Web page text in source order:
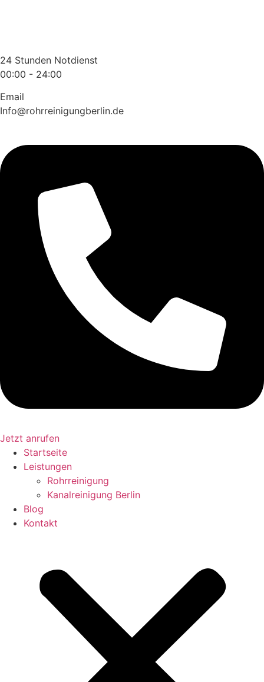
24 Stunden Notdienst
00:00 - 24:00
Email
Info@rohrreinigungberlin.de
Jetzt anrufen
Startseite
Leistungen
Rohrreinigung
Kanalreinigung Berlin
Blog
Kontakt